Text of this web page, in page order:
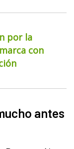
por la
con
antes